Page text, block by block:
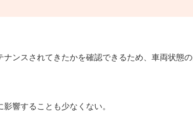
ンスされてきたかを確認できるため、車両状態
響することも少なくない。